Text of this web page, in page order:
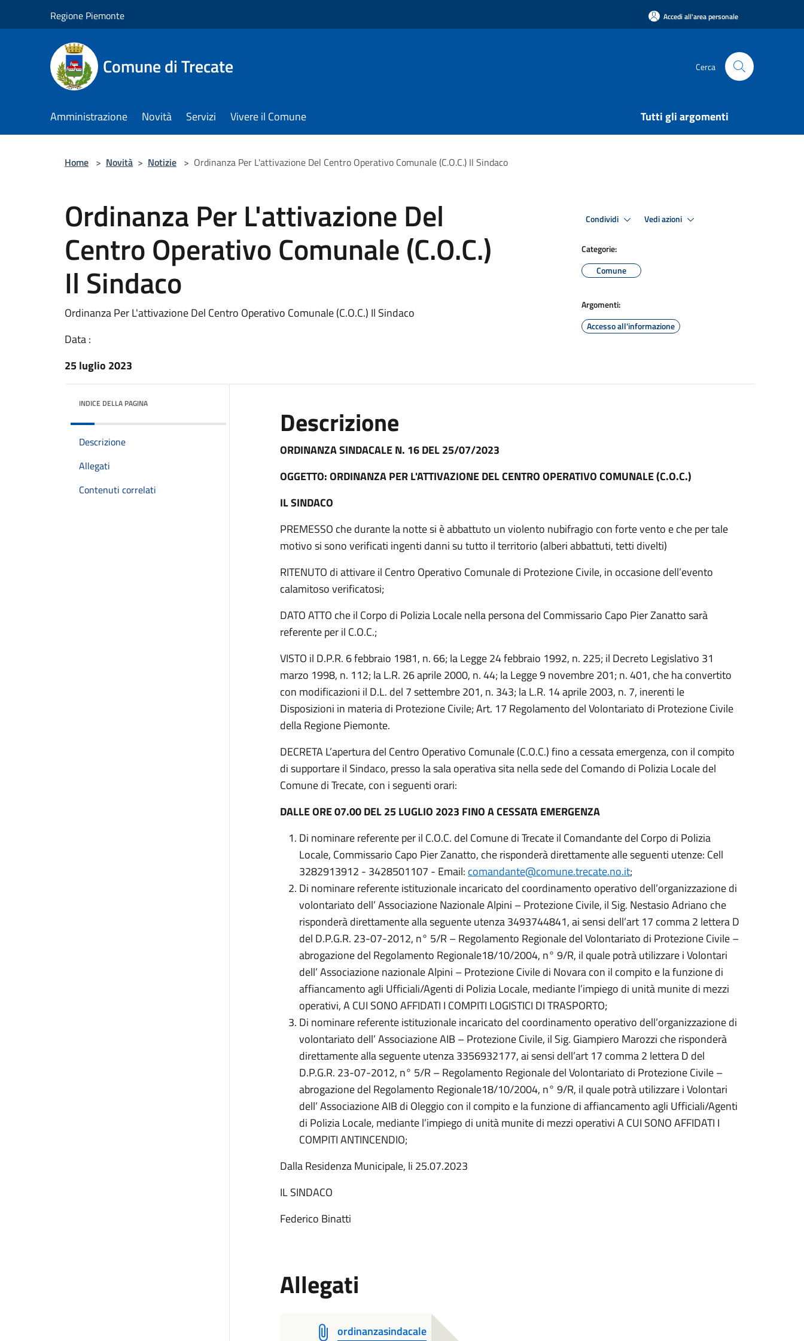
Regione Piemonte Accedi all'area personale
Comune di Trecate Cerca
Amministrazione Novità Servizi Vivere il Comune Tutti gli argomenti
Home > Novità > Notizie > Ordinanza Per L'attivazione Del Centro Operativo Comunale (C.O.C.) Il Sindaco
Ordinanza Per L'attivazione Del
Centro Operativo Comunale (C.O.C.)
Il Sindaco
Ordinanza Per L'attivazione Del Centro Operativo Comunale (C.O.C.) Il Sindaco
Data :
25 luglio 2023
Condividi Vedi azioni
Categorie:
Comune
Argomenti:
Accesso all'informazione
INDICE DELLA PAGINA
Descrizione
Allegati
Contenuti correlati
Descrizione
ORDINANZA SINDACALE N. 16 DEL 25/07/2023
OGGETTO: ORDINANZA PER L'ATTIVAZIONE DEL CENTRO OPERATIVO COMUNALE (C.O.C.)
IL SINDACO
PREMESSO che durante la notte si è abbattuto un violento nubifragio con forte vento e che per tale
motivo si sono verificati ingenti danni su tutto il territorio (alberi abbattuti, tetti divelti)
RITENUTO di attivare il Centro Operativo Comunale di Protezione Civile, in occasione dell’evento
calamitoso verificatosi;
DATO ATTO che il Corpo di Polizia Locale nella persona del Commissario Capo Pier Zanatto sarà
referente per il C.O.C.;
VISTO il D.P.R. 6 febbraio 1981, n. 66; la Legge 24 febbraio 1992, n. 225; il Decreto Legislativo 31
marzo 1998, n. 112; la L.R. 26 aprile 2000, n. 44; la Legge 9 novembre 201; n. 401, che ha convertito
con modificazioni il D.L. del 7 settembre 201, n. 343; la L.R. 14 aprile 2003, n. 7, inerenti le
Disposizioni in materia di Protezione Civile; Art. 17 Regolamento del Volontariato di Protezione Civile
della Regione Piemonte.
DECRETA L’apertura del Centro Operativo Comunale (C.O.C.) fino a cessata emergenza, con il compito
di supportare il Sindaco, presso la sala operativa sita nella sede del Comando di Polizia Locale del
Comune di Trecate, con i seguenti orari:
DALLE ORE 07.00 DEL 25 LUGLIO 2023 FINO A CESSATA EMERGENZA
Di nominare referente per il C.O.C. del Comune di Trecate il Comandante del Corpo di Polizia
Locale, Commissario Capo Pier Zanatto, che risponderà direttamente alle seguenti utenze: Cell
3282913912 - 3428501107 - Email: comandante@comune.trecate.no.it;
Di nominare referente istituzionale incaricato del coordinamento operativo dell’organizzazione di
volontariato dell’ Associazione Nazionale Alpini – Protezione Civile, il Sig. Nestasio Adriano che
risponderà direttamente alla seguente utenza 3493744841, ai sensi dell’art 17 comma 2 lettera D
del D.P.G.R. 23-07-2012, n° 5/R – Regolamento Regionale del Volontariato di Protezione Civile –
abrogazione del Regolamento Regionale18/10/2004, n° 9/R, il quale potrà utilizzare i Volontari
dell’ Associazione nazionale Alpini – Protezione Civile di Novara con il compito e la funzione di
affiancamento agli Ufficiali/Agenti di Polizia Locale, mediante l’impiego di unità munite di mezzi
operativi, A CUI SONO AFFIDATI I COMPITI LOGISTICI DI TRASPORTO;
Di nominare referente istituzionale incaricato del coordinamento operativo dell’organizzazione di
volontariato dell’ Associazione AIB – Protezione Civile, il Sig. Giampiero Marozzi che risponderà
direttamente alla seguente utenza 3356932177, ai sensi dell’art 17 comma 2 lettera D del
D.P.G.R. 23-07-2012, n° 5/R – Regolamento Regionale del Volontariato di Protezione Civile –
abrogazione del Regolamento Regionale18/10/2004, n° 9/R, il quale potrà utilizzare i Volontari
dell’ Associazione AIB di Oleggio con il compito e la funzione di affiancamento agli Ufficiali/Agenti
di Polizia Locale, mediante l’impiego di unità munite di mezzi operativi A CUI SONO AFFIDATI I
COMPITI ANTINCENDIO;
Dalla Residenza Municipale, li 25.07.2023
IL SINDACO
Federico Binatti
Allegati
ordinanzasindacale